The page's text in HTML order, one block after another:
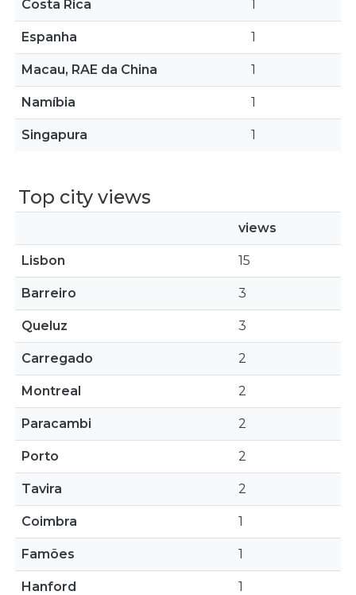
Costa Rica 1
Espanha 1
Macau, RAE da China 1
Namíbia 1
Singapura 1
Top city views
views
Lisbon 15
Barreiro 3
Queluz 3
Carregado 2
Montreal 2
Paracambi 2
Porto 2
Tavira 2
Coimbra 1
Famões 1
Hanford 1